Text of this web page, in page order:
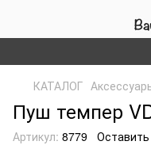
КАТАЛОГ
Пуш темпер
Артикул: 8779